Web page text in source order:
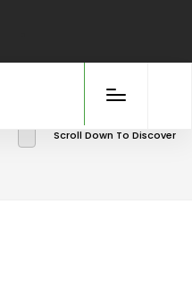
Scroll Down To Discover